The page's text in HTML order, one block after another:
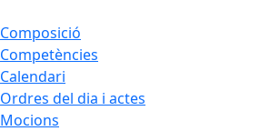
Composició
Competències
Calendari
Ordres del dia i actes
Mocions